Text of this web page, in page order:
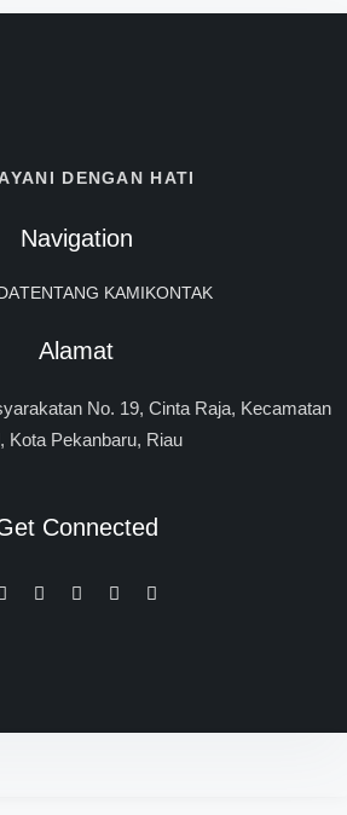
DENGAN HATI
Navigation
TENTANG KAMIKONTAK
Alamat
No. 19, Cinta Raja, Kecamatan
Kota Pekanbaru, Riau
Connected